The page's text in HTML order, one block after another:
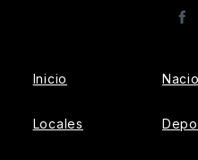
Inicio
Locales